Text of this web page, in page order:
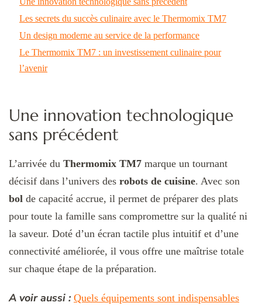
Les secrets du succès culinaire avec le Thermomix TM7
Un design moderne au service de la performance
Le Thermomix TM7 : un investissement culinaire pour
l’avenir
Une innovation technologique
sans précédent
L’arrivée du Thermomix TM7 marque un tournant
décisif dans l’univers des robots de cuisine. Avec son
bol de capacité accrue, il permet de préparer des plats
pour toute la famille sans compromettre sur la qualité ni
la saveur. Doté d’un écran tactile plus intuitif et d’une
connectivité améliorée, il vous offre une maîtrise totale
sur chaque étape de la préparation.
A voir aussi : Quels équipements sont indispensables